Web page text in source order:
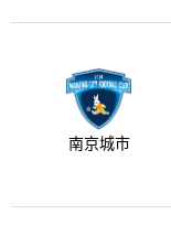
南京城市